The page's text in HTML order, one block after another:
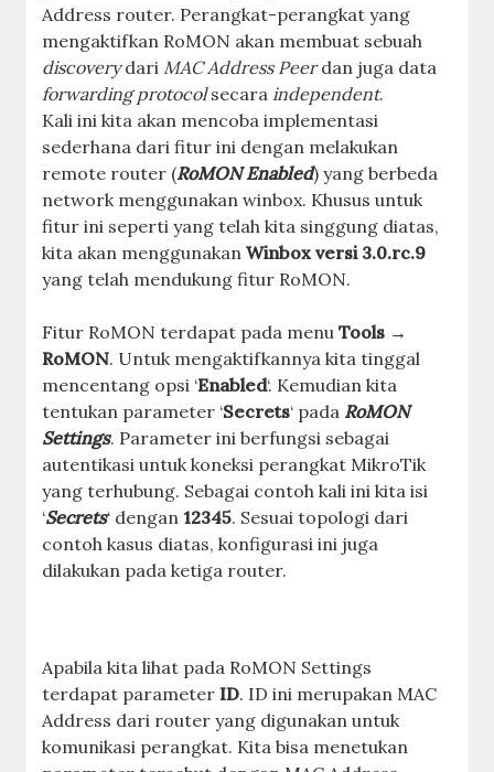
Address router. Perangkat-perangkat yang
mengaktifkan RoMON akan membuat sebuah
discoverydariMAC Address Peerdan juga data
forwarding protocolsecaraindependent.
Kali ini kita akan mencoba implementasi
sederhana dari fitur ini dengan melakukan
remote router (RoMON Enabled) yang berbeda
network menggunakan winbox. Khusus untuk
fitur ini seperti yang telah kita singgung diatas,
kita akan menggunakanWinbox versi 3.0.rc.9
yang telah mendukung fitur RoMON.
Fitur RoMON terdapat pada menuTools →
RoMON. Untuk mengaktifkannya kita tinggal
mencentang opsi ‘Enabled‘. Kemudian kita
tentukan parameter ‘Secrets‘ pada RoMON
Settings. Parameter ini berfungsi sebagai
autentikasi untuk koneksi perangkat MikroTik
yang terhubung. Sebagai contoh kali ini kita isi
‘Secrets‘ dengan 12345. Sesuai topologi dari
contoh kasus diatas, konfigurasi ini juga
dilakukan pada ketiga router.
Apabila kita lihat pada RoMON Settings
terdapat parameterID. ID ini merupakan MAC
Address dari router yang digunakan untuk
komunikasi perangkat. Kita bisa menetukan